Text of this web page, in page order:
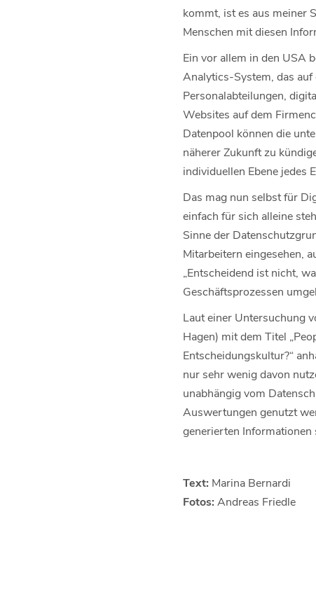
kommt, ist es aus meiner
Menschen mit diesen
Ein vor allem in den USA
Analytics-System, das
Personalabteilungen,
Websites auf dem
Datenpool können die
näherer Zukunft zu
individuellen Ebene jedes
Das mag nun selbst für
einfach für sich alleine
Sinne der
Mitarbeitern eingesehen,
„Entscheidend ist nicht,
Geschäftsprozessen
Laut einer Untersuchung
Hagen) mit dem Titel
Entscheidungskultur?“
nur sehr wenig davon
unabhängig vom
Auswertungen genutzt
generierten Informationen
Text: Marina Bernardi
Fotos: Andreas Friedle